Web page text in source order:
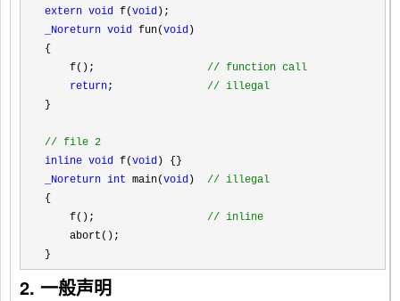
extern void f(void
_Noreturn void fun(void )
{
    f();
// function call
return; // illegal
}
// file 2
inline void f(void
_Noreturn int main(void ) // illegal
{
    f();
// inline
    abort();
}
2. 一般声明